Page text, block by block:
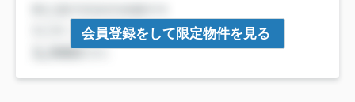
会員登録をして限定物件を見る